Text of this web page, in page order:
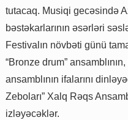
tutacaq. Musiqi gecəsində
bəstəkarlarının əsərləri
Festivalın növbəti günü
“Bronze drum”
ansamblının ifalarını
Zeboları” Xalq Rəqs
izləyəcəklər.